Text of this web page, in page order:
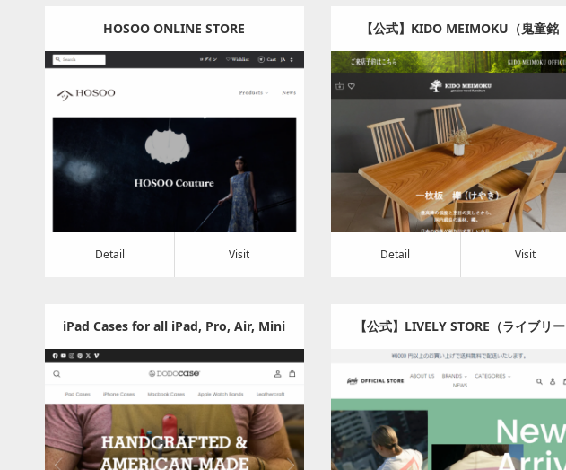
HOSOO ONLINE STORE
Category:アパレル・バッグ
Detail
Detail Visit
【公式】KIDO MEIMOKU（鬼童銘
木）｜一枚板テーブル専門店 – KIDO
MEIMOKU公式サイト｜一枚板テーブ
ル専門店 鬼童銘木
Category:家具・インテリア
Visit
Detail Visit
iPad Cases for all iPad, Pro, Air, Mini
Models – DODOcase, Inc.
Category: 電化製品・ｶﾒﾗ・ｽﾏﾎ
Detail Visit
【公式】LIVELY STORE（ライブリー
ストア）| ライフスタイルホテルコレ
Category:
Detail Visit